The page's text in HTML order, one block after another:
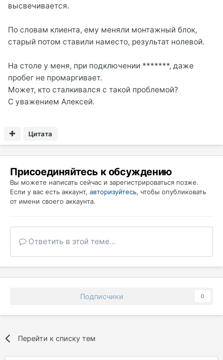
высвечивается.
По словам клиента, ему меняли монтажный блок,
старый потом ставили наместо, результат нолевой.
На столе у меня, при подключении *******, даже
пробег не промаргивает.
Может, кто сталкивался с такой проблемой?
С уважением Алексей.
Цитата
Присоединяйтесь к обсуждению
Вы можете написать сейчас и зарегистрироваться позже.
Если у вас есть аккаунт, авторизуйтесь, чтобы опубликовать
от имени своего аккаунта.
Ответить в этой теме...
Подписчики 0
Перейти к списку тем